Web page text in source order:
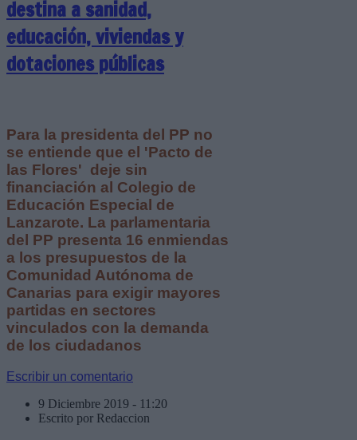
destina a sanidad,
educación, viviendas y
dotaciones públicas
Para la presidenta del PP no
se entiende que el 'Pacto de
las Flores' deje sin
financiación al Colegio de
Educación Especial de
Lanzarote. La parlamentaria
del PP presenta 16 enmiendas
a los presupuestos de la
Comunidad Autónoma de
Canarias para exigir mayores
partidas en sectores
vinculados con la demanda
de los ciudadanos
Escribir un comentario
9 Diciembre 2019 - 11:20
Escrito por Redaccion